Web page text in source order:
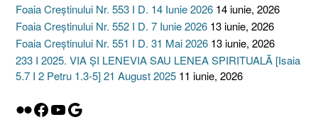
Foaia Creștinului Nr. 553 I D. 14 Iunie 2026 14 iunie, 2026
Foaia Creștinului Nr. 552 I D. 7 Iunie 2026 13 iunie, 2026
Foaia Creștinului Nr. 551 I D. 31 Mai 2026 13 iunie, 2026
233 I 2025. VIA ȘI LENEVIA SAU LENEA SPIRITUALĂ [Isaia
5.7 I 2 Petru 1.3-5] 21 August 2025 11 iunie, 2026
Flickr
Facebook
YouTube
Google